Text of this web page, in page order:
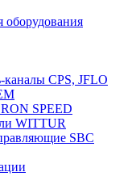
оборудования
каналы CPS, JFLO
SPEED
WITTUR
SBC